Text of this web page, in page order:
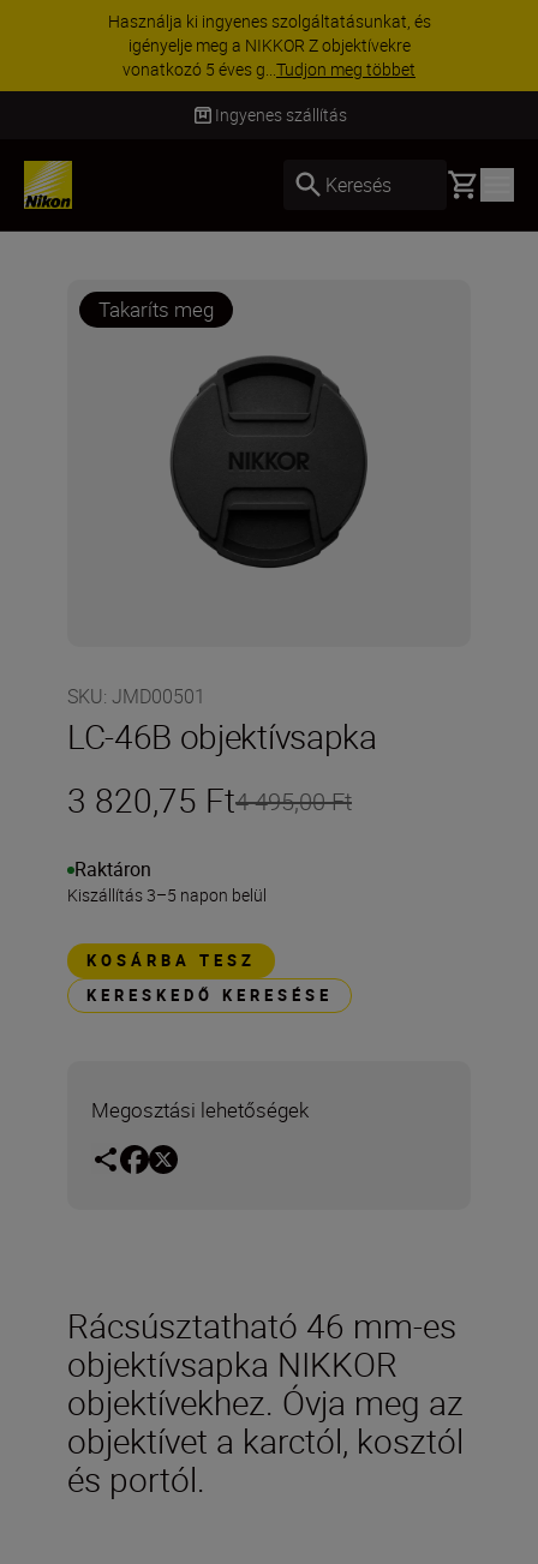
Használja ki ingyenes szolgáltatásunkat, és
igényelje meg a NIKKOR Z objektívekre
vonatkozó 5 éves g...Tudjon meg többet
Ingyenes szállítás
Keresés Basket
Takaríts meg
SKU: JMD00501
LC-46B objektívsapka
3 820,75 Ft4 495,00 Ft
Raktáron
Kiszállítás 3–5 napon belül
KOSÁRBA TESZ
KERESKEDŐ KERESÉSE
Megosztási lehetőségek
Rácsúsztatható 46 mm-es
objektívsapka NIKKOR
objektívekhez. Óvja meg az
objektívet a karctól, kosztól
és portól.